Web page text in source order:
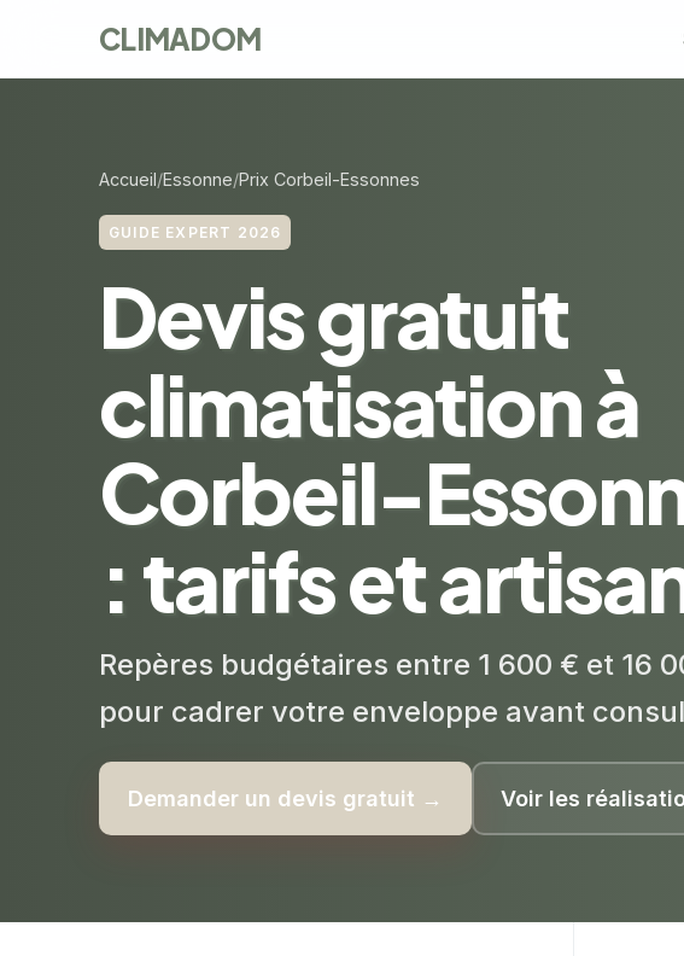
CLIMADOM
Accueil Essonne Prix Corbeil-Essonnes
GUIDE EXPERT 2026
Devis gratuit
climatisation à
Corbeil-
: tarifs et
Repères budgétaires entre 1 600 € et 16
pour cadrer votre enveloppe avant
Demander un devis gratuit → Voir les